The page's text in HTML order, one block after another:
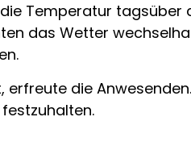
Temperatur tagsüber
das Wetter
die